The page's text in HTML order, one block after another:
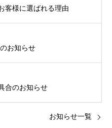
客様に選ばれる理由
お知らせ
合のお知らせ
お知らせ一覧